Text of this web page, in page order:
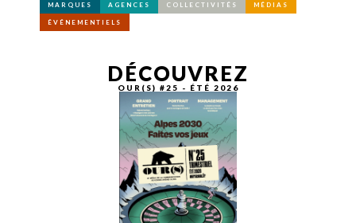
MARQUES AGENCES COLLECTIVITÉS MÉDIAS
ÉVÉNEMENTIELS
DÉCOUVREZ
OUR(S) #25 - ÉTÉ 2026